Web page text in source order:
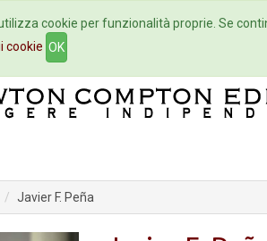
Autori Eventi
Javier F. Peña
cookie per funzionalità proprie. Se
cookie OK